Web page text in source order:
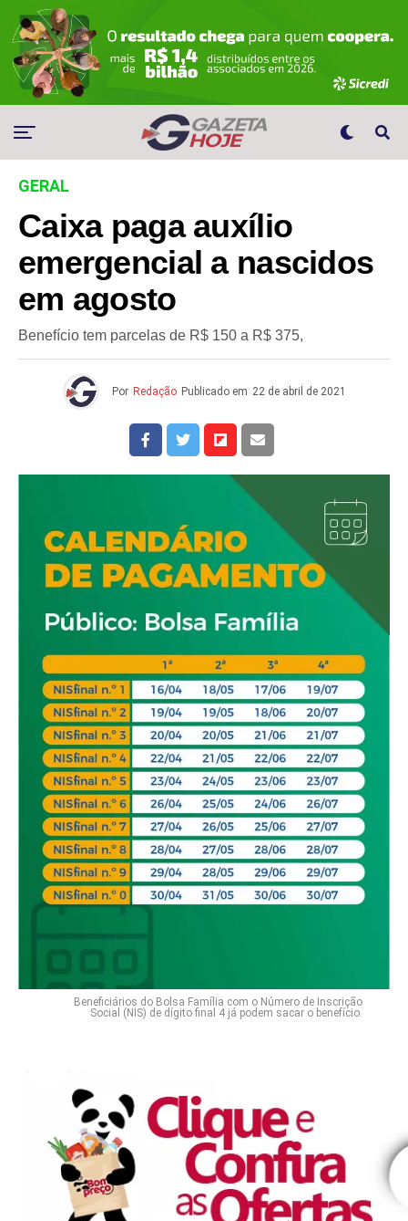
GERAL
Caixa paga auxílio
emergencial a nascidos
em agosto
Benefício tem parcelas de R$ 150 a R$ 375,
Por Redação Publicado em 22 de abril de 2021
Beneficiários do Bolsa Família com o Número de Inscrição
Social (NIS) de dígito final 4 já podem sacar o benefício.